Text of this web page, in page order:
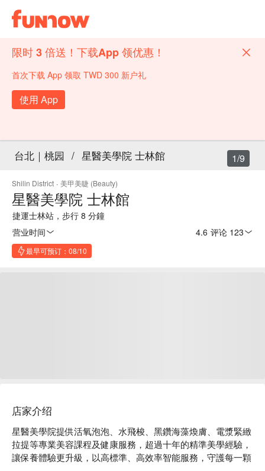
限时 3 倍送！下载App 领优惠！
首次下载 App 领取 TWD 300 新户礼
使用 App
台北｜桃园 / 星醫美學院 士林館
Shilin District · 美甲美睫 (Beauty)
星醫美學院 士林館
捷運士林站，步行 8 分鐘
营业时间
4.6 评论 123
最早可预订：08/10
1/9
店家介绍
星醫美學院提供活氧泡泡、水飛梭、黑鑽海藻煥膚、電漿緊緻
拉提等專業美容課程及健康服務，超過十年的精準美學經驗，
讓保養體驗更升級，以高標準、高效率智能服務，守護每一顆